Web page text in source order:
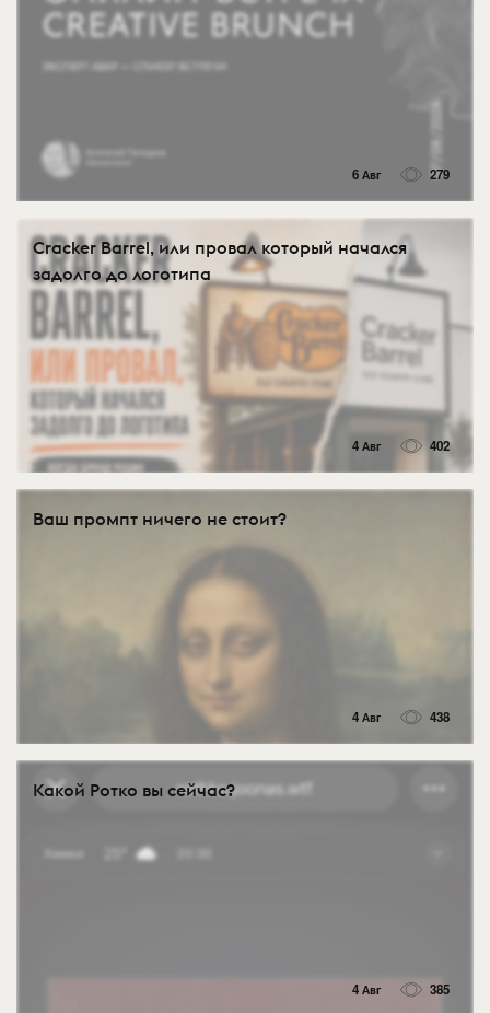
6 Авг 279
Cracker Barrel, или провал который начался
задолго до логотипа
4 Авг 402
Ваш промпт ничего не стоит?
4 Авг 438
Какой Ротко вы сейчас?
4 Авг 385